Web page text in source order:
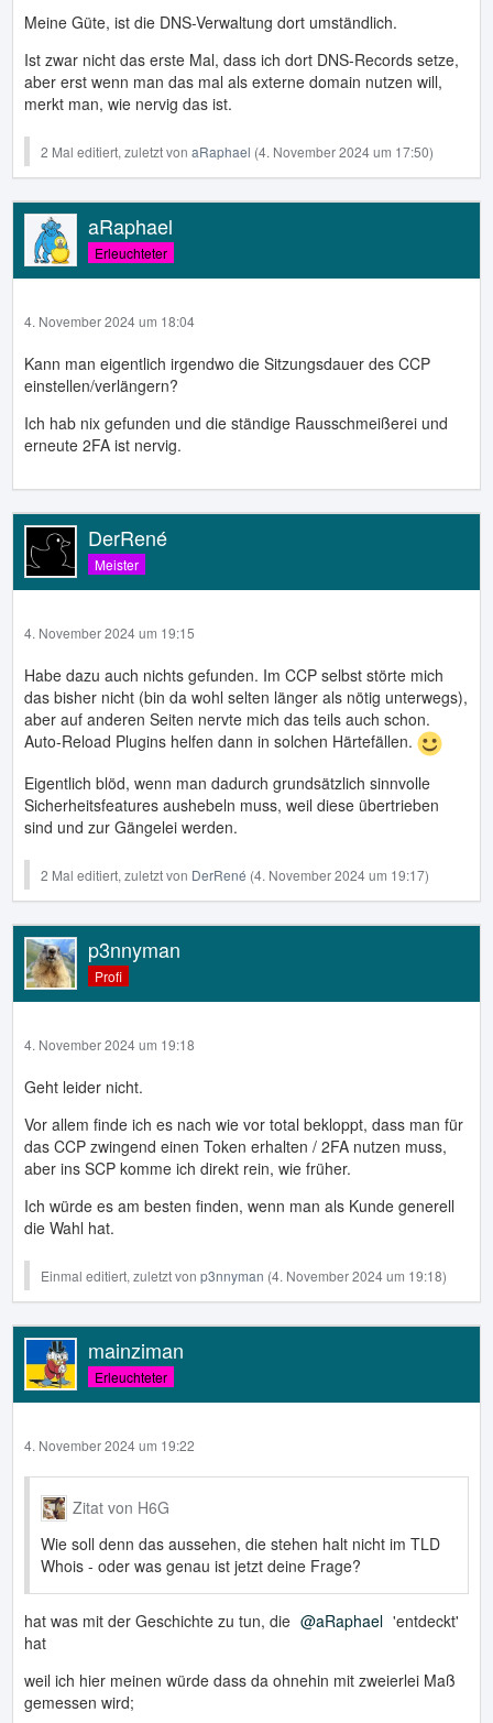
Meine Güte, ist die DNS-Verwaltung dort umständlich.
Ist zwar nicht das erste Mal, dass ich dort DNS-Records setze,
aber erst wenn man das mal als externe domain nutzen will,
merkt man, wie nervig das ist.
2 Mal editiert, zuletzt von aRaphael (4. November 2024 um 17:50)
aRaphael
Erleuchteter
4. November 2024 um 18:04
Kann man eigentlich irgendwo die Sitzungsdauer des CCP
einstellen/verlängern?
Ich hab nix gefunden und die ständige Rausschmeißerei und
erneute 2FA ist nervig.
DerRené
Meister
4. November 2024 um 19:15
Habe dazu auch nichts gefunden. Im CCP selbst störte mich
das bisher nicht (bin da wohl selten länger als nötig unterwegs),
aber auf anderen Seiten nervte mich das teils auch schon.
Auto-Reload Plugins helfen dann in solchen Härtefällen.
Eigentlich blöd, wenn man dadurch grundsätzlich sinnvolle
Sicherheitsfeatures aushebeln muss, weil diese übertrieben
sind und zur Gängelei werden.
2 Mal editiert, zuletzt von DerRené (4. November 2024 um 19:17)
p3nnyman
Profi
4. November 2024 um 19:18
Geht leider nicht.
Vor allem finde ich es nach wie vor total bekloppt, dass man für
das CCP zwingend einen Token erhalten / 2FA nutzen muss,
aber ins SCP komme ich direkt rein, wie früher.
Ich würde es am besten finden, wenn man als Kunde generell
die Wahl hat.
Einmal editiert, zuletzt von p3nnyman (4. November 2024 um 19:18)
mainziman
Erleuchteter
4. November 2024 um 19:22
Zitat von H6G
Wie soll denn das aussehen, die stehen halt nicht im TLD
Whois - oder was genau ist jetzt deine Frage?
hat was mit der Geschichte zu tun, die aRaphael 'entdeckt'
hat
weil ich hier meinen würde dass da ohnehin mit zweierlei Maß
gemessen wird;